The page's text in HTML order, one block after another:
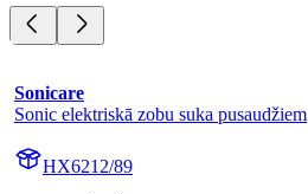
Sonicare
Sonic elektriskā zobu suka pusaudžiem
HX6212/89